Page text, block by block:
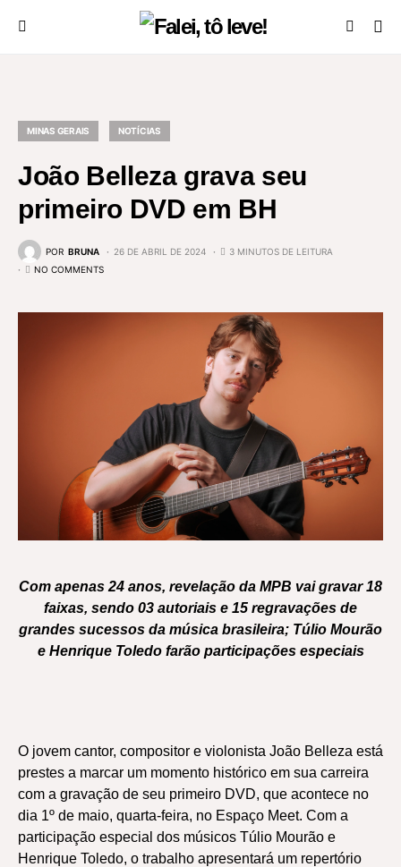
MINAS GERAIS NOTÍCIAS
João Belleza grava seu
primeiro DVD em BH
POR BRUNA 26 DE ABRIL DE 2024
3 MINUTOS DE LEITURA
NO COMMENTS
Com apenas 24 anos, revelação da MPB vai gravar 18
faixas, sendo 03 autoriais e 15 regravações de
grandes sucessos da música brasileira; Túlio Mourão
e Henrique Toledo farão participações especiais
O jovem cantor, compositor e violonista João Belleza está
prestes a marcar um momento histórico em sua carreira
com a gravação de seu primeiro DVD, que acontece no
dia 1º de maio, quarta-feira, no Espaço Meet. Com a
participação especial dos músicos Túlio Mourão e
Henrique Toledo, o trabalho apresentará um repertório